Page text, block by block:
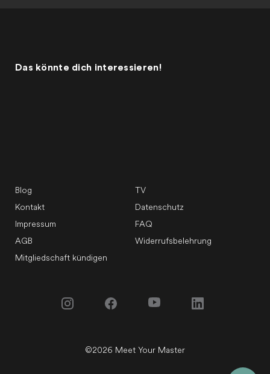
Das könnte dich interessieren!
Blog
TV
Kontakt
Datenschutz
Impressum
FAQ
AGB
Widerrufsbelehrung
Mitgliedschaft kündigen
©2026 Meet Your Master